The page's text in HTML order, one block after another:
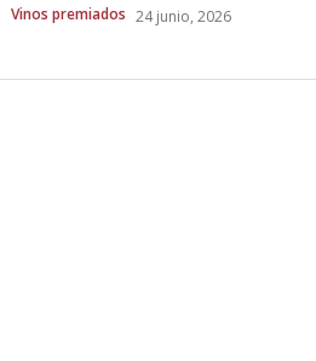
Vinos premiados 24 junio, 2026